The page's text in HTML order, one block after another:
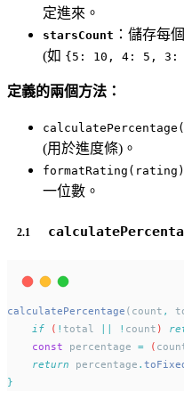
定進來。
starsCount ：儲存每
(如 {5: 10, 4: 5, 3:
定義的兩個方法：
(用於進度條)。
formatRating(rating)
一位數。
calculatePercentage (count ,
if ( ! total || ! count )
const
percentage = (
return
percentage .
}